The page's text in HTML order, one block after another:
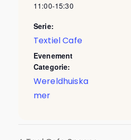
11:00-15:30
Serie:
Textiel Cafe
Evenement
Categorie:
Wereldhuiska
mer